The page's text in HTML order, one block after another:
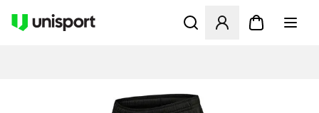
Åbner en Modal til at